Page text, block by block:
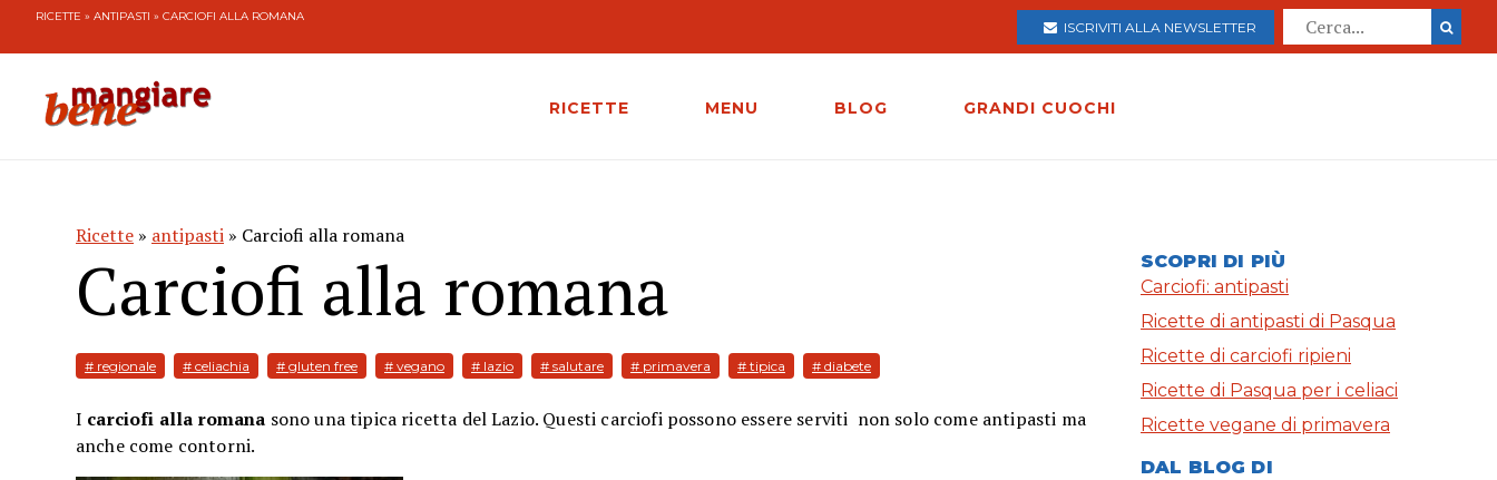
RICETTE » ANTIPASTI » CARCIOFI ALLA ROMANA
ISCRIVITI ALLA NEWSLETTER
RICETTE MENU BLOG GRANDI CUOCHI
Ricette » antipasti » Carciofi alla romana
Carciofi alla romana
# regionale # celiachia # gluten free # vegano # lazio # salutare # primavera # tipica # diabete
I carciofi alla romana sono una tipica ricetta del Lazio. Questi carciofi possono essere serviti non solo come antipasti ma
anche come contorni.
SCOPRI DI PIÙ
Carciofi: antipasti
Ricette di antipasti di Pasqua
Ricette di carciofi ripieni
Ricette di Pasqua per i celiaci
Ricette vegane di primavera
DAL BLOG DI